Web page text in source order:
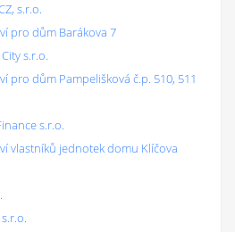
s.r.o.
pro dům Barákova 7
s.r.o.
pro dům Pampelišková č.p. 510, 511
s.r.o.
vlastníků jednotek domu Klíčova